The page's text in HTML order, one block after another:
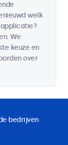
welk
We
keuze en
over
bedrijven